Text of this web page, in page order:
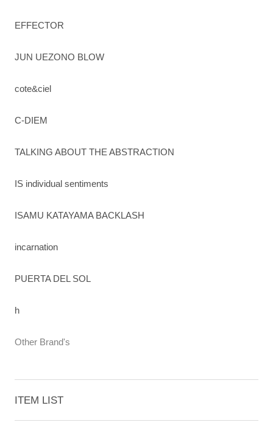
EFFECTOR
JUN UEZONO BLOW
cote&ciel
C-DIEM
TALKING ABOUT THE ABSTRACTION
IS individual sentiments
ISAMU KATAYAMA BACKLASH
incarnation
PUERTA DEL SOL
h
Other Brand's
ITEM LIST